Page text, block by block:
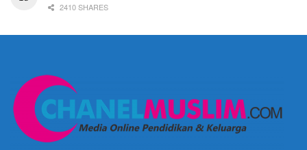
2410 SHARES